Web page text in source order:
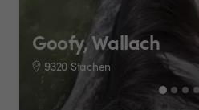
Goofy, Wallach
9320 Stachen